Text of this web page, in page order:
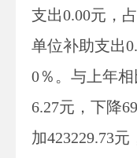
支出0.00元，
单位补助支出
0％。与上年
6.27元， 下降
加423229.73